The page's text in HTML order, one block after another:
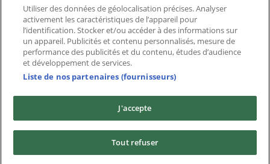
Produits locaux
Villes
Télécharger l'appli Tiendeo
Copyright © Tiendeo ® 2026 · Shopfully Marketing S.L.U. –
Utiliser des données de géolocalisation précises. Analyser
activement les caractéristiques de l’appareil pour
l’identification. Stocker et/ou accéder à des informations sur
un appareil. Publicités et contenu personnalisés, mesure de
performance des publicités et du contenu, études d’audience
et développement de services.
Liste de nos partenaires (fournisseurs)
J'accepte
Tout refuser